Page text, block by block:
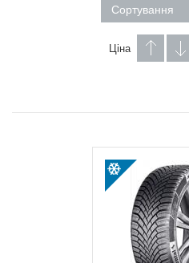
Сортування
Ціна